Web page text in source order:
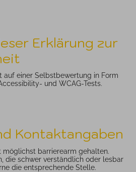
Erklärung zur
auf einer Selbstbewertung in Form
und WCAG-Tests.
Kontaktangaben
möglichst barrierearm gehalten.
die schwer verständlich oder lesbar
die entsprechende Stelle.